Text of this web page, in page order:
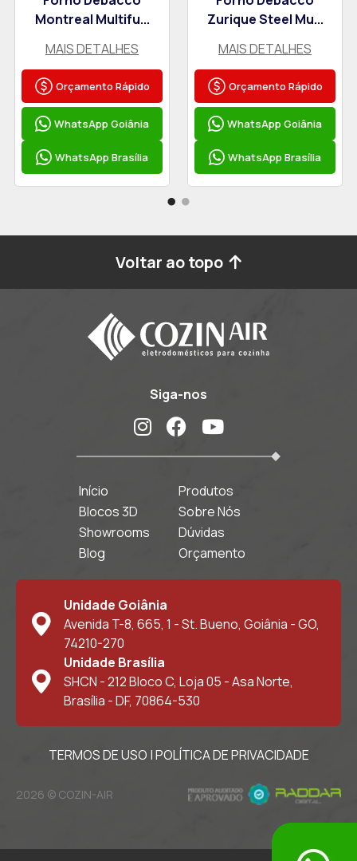
Montreal Multifu...
MAIS DETALHES
Orçamento Rápido
WhatsApp Goiânia
WhatsApp Brasília
Zurique Steel Mu...
MAIS DETALHES
Orçamento Rápido
WhatsApp Goiânia
WhatsApp Brasília
Voltar ao topo
Siga-nos
Início
Produtos
Blocos 3D
Sobre Nós
Showrooms
Dúvidas
Blog
Orçamento
Unidade Goiânia
Avenida T-8, 665, 1 - St. Bueno, Goiânia - GO,
74210-270
Unidade Brasília
SHCN - 212 Bloco C, Loja 05 - Asa Norte,
Brasília - DF, 70864-530
TERMOS DE USO |POLÍTICA DE PRIVACIDADE
2026 © COZIN-AIR